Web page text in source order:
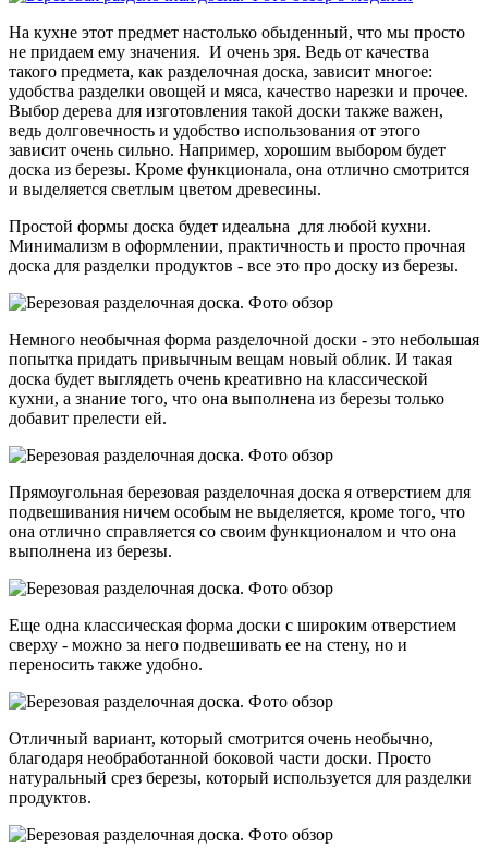
На кухне этот предмет настолько обыденный, что мы просто
не придаем ему значения. И очень зря. Ведь от качества
такого предмета, как разделочная доска, зависит многое:
удобства разделки овощей и мяса, качество нарезки и прочее.
Выбор дерева для изготовления такой доски также важен,
ведь долговечность и удобство использования от этого
зависит очень сильно. Например, хорошим выбором будет
доска из березы. Кроме функционала, она отлично смотрится
и выделяется светлым цветом древесины.
Простой формы доска будет идеальна для любой кухни.
Минимализм в оформлении, практичность и просто прочная
доска для разделки продуктов - все это про доску из березы.
Немного необычная форма разделочной доски - это небольшая
попытка придать привычным вещам новый облик. И такая
доска будет выглядеть очень креативно на классической
кухни, а знание того, что она выполнена из березы только
добавит прелести ей.
Прямоугольная березовая разделочная доска я отверстием для
подвешивания ничем особым не выделяется, кроме того, что
она отлично справляется со своим функционалом и что она
выполнена из березы.
Еще одна классическая форма доски с широким отверстием
сверху - можно за него подвешивать ее на стену, но и
переносить также удобно.
Отличный вариант, который смотрится очень необычно,
благодаря необработанной боковой части доски. Просто
натуральный срез березы, который используется для разделки
продуктов.